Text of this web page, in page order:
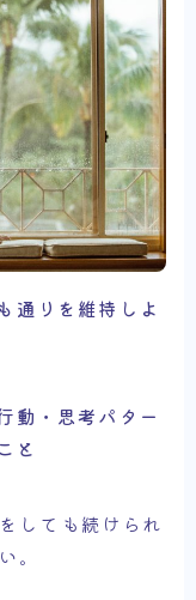
通りを維持しよ
動・思考パター
と
しても続けられ
。